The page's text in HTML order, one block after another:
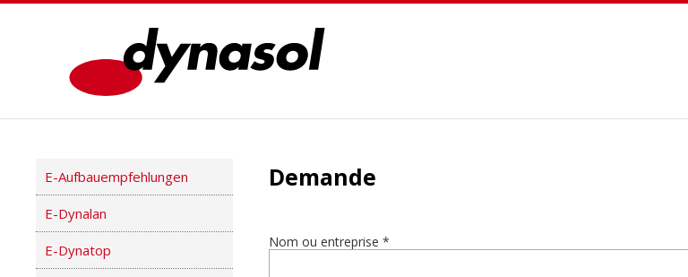
E-Aufbauempfehlungen
E-Dynalan
E-Dynatop
Demande
Nom ou entreprise *